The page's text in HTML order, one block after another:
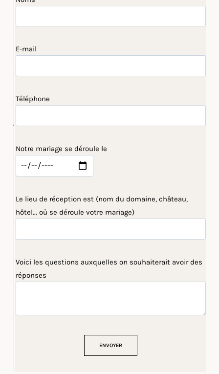
E-mail
Téléphone
Notre mariage se déroule le
Le lieu de réception est (nom du domaine, château,
hôtel... où se déroule votre mariage)
Voici les questions auxquelles on souhaiterait avoir des
réponses